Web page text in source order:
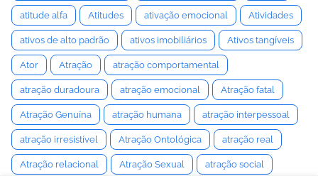
atitude alfa Atitudes ativação emocional Atividades
ativos de alto padrão ativos imobiliários Ativos tangíveis
Ator Atração atração comportamental
atração duradoura atração emocional Atração fatal
Atração Genuína atração humana atração interpessoal
atração irresistível Atração Ontológica atração real
Atração relacional Atração Sexual atração social